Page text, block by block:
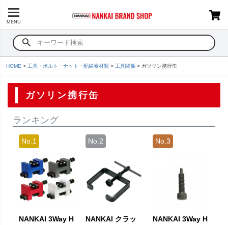
MENU
HOME 工具・ボルト・ナット・配線素材類 工具関係 ガソリン携行缶
ガソリン携行缶
ランキング
NANKAI 3Way H
NANKAI クラッ
NANKAI 3Way H